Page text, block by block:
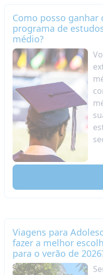
Como posso
programa de
médio?
Viagens para
fazer a melhor
para o verão de